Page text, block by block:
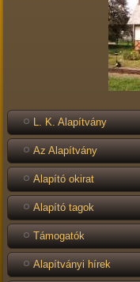
L. K. Alapítvány
Az Alapítvány
Alapító okirat
Alapító tagok
Támogatók
Alapítványi hírek